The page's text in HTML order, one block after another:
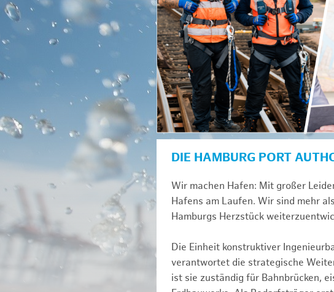
DIE HAMBURG PORT
Wir machen Hafen: Mit großer
Hafens am Laufen. Wir sind mehr
Hamburgs Herzstück
Die Einheit konstruktiver
verantwortet die strategische
ist sie zuständig für Bahnbrücken,